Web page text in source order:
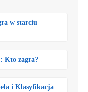
w starciu
Kto zagra?
i Klasyfikacja